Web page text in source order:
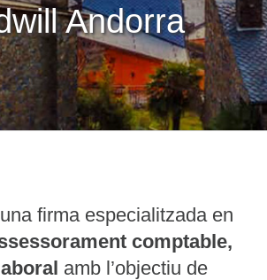
Andorra
firma especialitzada en
comptable,
amb l’objectiu de